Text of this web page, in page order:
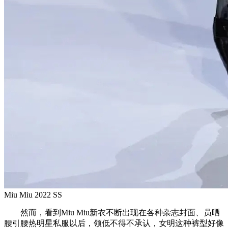
Miu Miu 2022 SS
然而，看到Miu Miu新衣不断出现在各种杂志封面、员晒
腰引腰热明星私服以后，领低不得不承认，女明这种裤型好像